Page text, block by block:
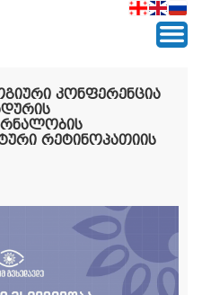
კონფერენცია
რეტინოპათიის